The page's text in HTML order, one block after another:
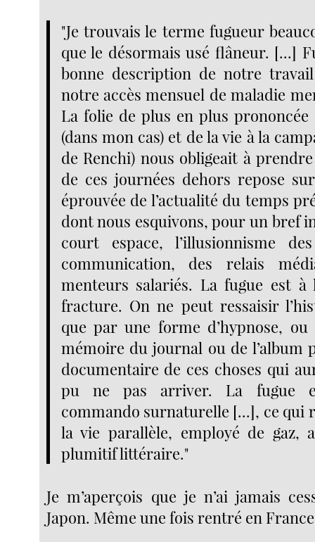
"Je trouvais le terme fugueur
que le désormais usé flâneur. [...]
bonne description de notre
notre accès mensuel de maladie
La folie de plus en plus
(dans mon cas) et de la vie à la
de Renchi) nous obligeait à
de ces journées dehors repose
éprouvée de l’actualité du temps
dont nous esquivons, pour un bref
court espace, l’illusionnisme
communication, des relais
menteurs salariés. La fugue est
fracture. On ne peut ressaisir
que par une forme d’hypnose,
mémoire du journal ou de l’album
documentaire de ces choses qui
pu ne pas arriver. La fugue
commando surnaturelle [...], ce qui
la vie parallèle, employé de gaz,
plumitif littéraire."
Je m’aperçois que je n’ai jamais
Japon. Même une fois rentré en